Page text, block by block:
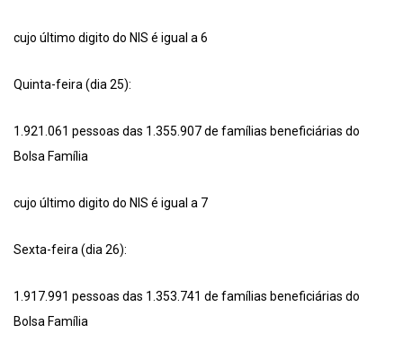
cujo último digito do NIS é igual a 6
Quinta-feira (dia 25):
1.921.061 pessoas das 1.355.907 de famílias beneficiárias do
Bolsa Família
cujo último digito do NIS é igual a 7
Sexta-feira (dia 26):
1.917.991 pessoas das 1.353.741 de famílias beneficiárias do
Bolsa Família